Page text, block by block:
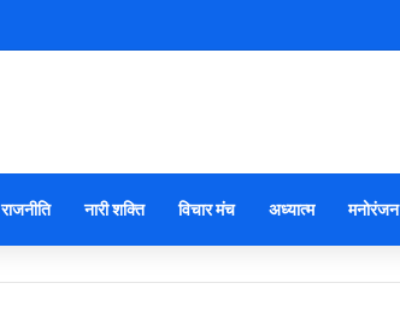
राजनीति नारी शक्ति विचार मंच अध्यात्म मनोरंजन